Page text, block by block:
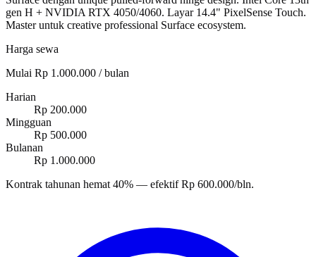
gen H + NVIDIA RTX 4050/4060. Layar 14.4" PixelSense Touch.
Master untuk creative professional Surface ecosystem.
Harga sewa
Mulai Rp 1.000.000 / bulan
Harian
Rp 200.000
Mingguan
Rp 500.000
Bulanan
Rp 1.000.000
Kontrak tahunan hemat 40% — efektif Rp 600.000/bln.